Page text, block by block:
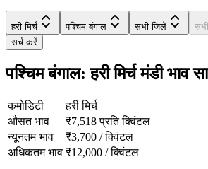
हरी मिर्च पश्चिम बंगाल सभी जिले
सर्च करें
पश्चिम बंगाल: हरी मिर्च मंडी भाव
कमोडिटी
हरी मिर्च
औसत भाव
₹7,518 प्रति क्विंटल
न्यूनतम भाव
₹3,700 /क्विंटल
अधिकतम भाव ₹12,000 /क्विंटल